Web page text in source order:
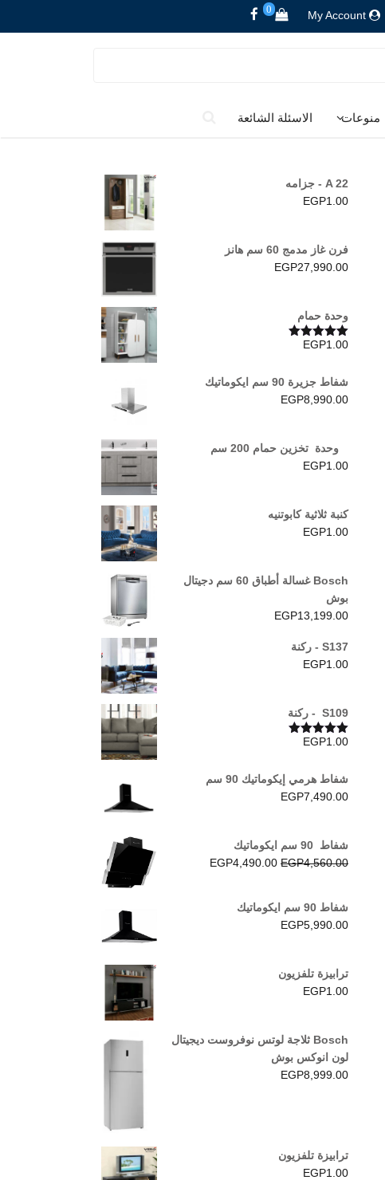
My Account
0
منوعات الاسئلة الشائعة
A 22 - جزامه
EGP1.00
فرن غاز مدمج 60 سم هانز
EGP27,990.00
وحدة حمام
تم التقييم
EGP1.00
شفاط جزيرة 90 سم ايكوماتيك
EGP8,990.00
وحدة تخزين حمام 200 سم
EGP1.00
كنبة ثلاثية كابوتنيه
EGP1.00
Bosch غسالة أطباق 60 سم دجيتال
بوش
EGP13,199.00
S137 - ركنة
EGP1.00
S109 - ركنة
تم التقييم
EGP1.00
شفاط هرمي إيكوماتيك 90 سم
EGP7,490.00
شفاط 90 سم ايكوماتيك
EGP4,560.00
السعر
EGP4,560.00.
EGP4,490.00
شفاط 90 سم ايكوماتيك
EGP5,990.00
ترابيزة تلفزيون
EGP1.00
Bosch ثلاجة لوتس نوفروست ديجيتال
لون انوكس بوش
EGP8,999.00
ترابيزة تلفزيون
EGP1.00